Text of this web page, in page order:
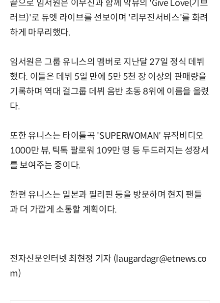
끝으로 임서원은 이무진과 함께 악뮤의 'Give Love(기브
러브)'로 듀엣 라이브를 선보이며 '리무진서비스'를 화려
하게 마무리했다.
임서원은 그룹 유니스의 멤버로 지난달 27일 정식 데뷔
했다. 이들은 데뷔 5일 만에 5만 5천 장 이상의 판매량을
기록하며 역대 걸그룹 데뷔 음반 초동 8위에 이름을 올렸
다.
또한 유니스는 타이틀곡 'SUPERWOMAN' 뮤직비디오
1000만 뷰, 틱톡 팔로워 109만 명 등 두드러지는 성장세
를 보여주는 중이다.
한편 유니스는 일본과 필리핀 등을 방문하며 현지 팬들
과 더 가깝게 소통할 계획이다.
전자신문인터넷 최현정 기자 (laugardagr@etnews.co
m)